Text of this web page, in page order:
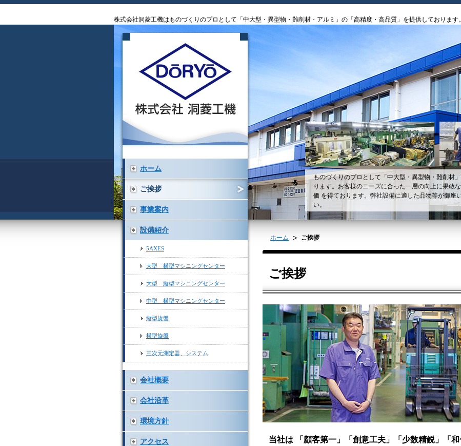
株式会社洞菱工機はものづくりのプロとして「中大型・異型物・難削材・アルミ」の「高精度・高品質」を提供しております。
ホーム
ご挨拶
事業案内
設備紹介
5AXES
大型 横型マシニングセンター
大型 縦型マシニングセンター
中型 横型マシニングセンター
縦型旋盤
横型旋盤
三次元測定器、システム
会社概要
会社沿革
環境方針
アクセス
ものづくりのプロとして「中大型・異型物・難削材
ります。お客様のニーズに合った一層の向上に果敢
価 を得ております。弊社設備に適した品物等が御座
い。
ホーム ご挨拶
ご挨拶
当社は 「顧客第一」「創意工夫」「少数精鋭」「